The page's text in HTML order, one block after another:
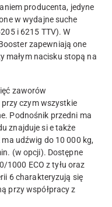
producenta, jedyne
w wydajne suche
i 6215 TTV). W
zapewniają one
małym nacisku stopą na
zaworów
czym wszystkie
Podnośnik przedni ma
znajduje si e także
udźwig do 10 000 kg,
(w opcji). Dostępne
1000 ECO z tyłu oraz
6 charakteryzują się
przy współpracy z